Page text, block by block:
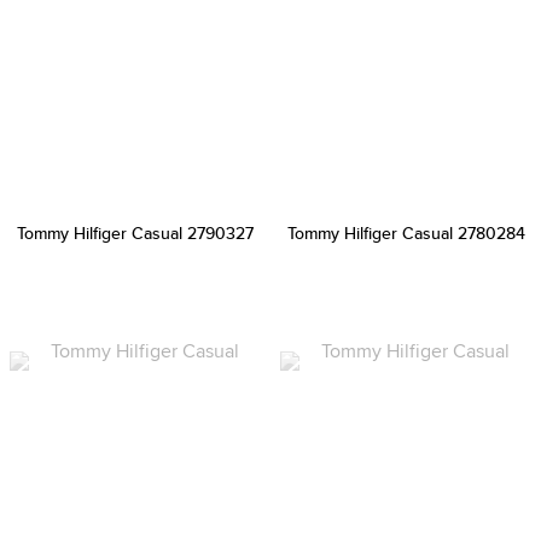
Tommy Hilfiger Casual 2790327 Tommy Hilfiger Casual 2780284